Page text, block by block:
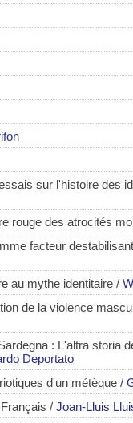
sur l'histoire des
rouge des atrocités
facteur
au mythe identitaire /
de la violence
: L'altra storia
Deportato
d'un métèque /
/ Joan-Lluis